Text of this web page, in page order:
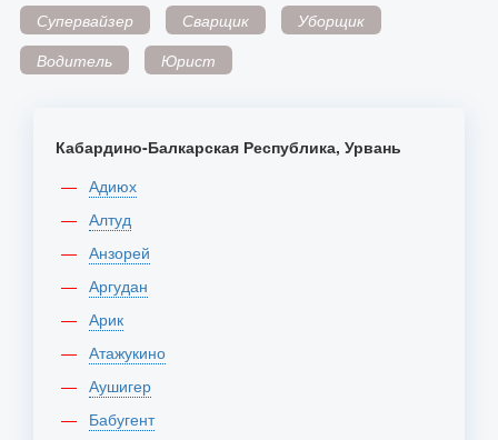
Супервайзер
Сварщик
Уборщик
Водитель
Юрист
Кабардино-Балкарская Республика, Урвань
Адиюх
Алтуд
Анзорей
Аргудан
Арик
Атажукино
Аушигер
Бабугент